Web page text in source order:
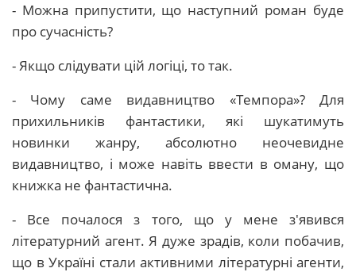
- Можна припустити, що наступний роман буде
про сучасність?
- Якщо слідувати цій логіці, то так.
- Чому саме видавництво «Темпора»? Для
прихильників фантастики, які шукатимуть
новинки жанру, абсолютно неочевидне
видавництво, і може навіть ввести в оману, що
книжка не фантастична.
- Все почалося з того, що у мене з'явився
літературний агент. Я дуже зрадів, коли побачив,
що в Україні стали активними літературні агенти,